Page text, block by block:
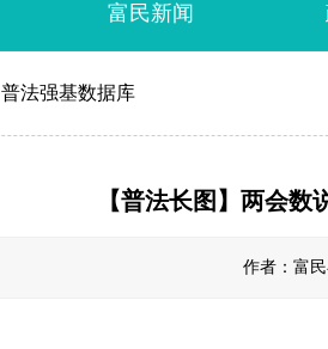
富民新闻
普法强基数据库
【普法长图】两会
作者：富